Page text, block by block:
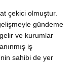
çekici olmuştur.
gündeme
gelir ve kurumlar
iş
sahibi de yer